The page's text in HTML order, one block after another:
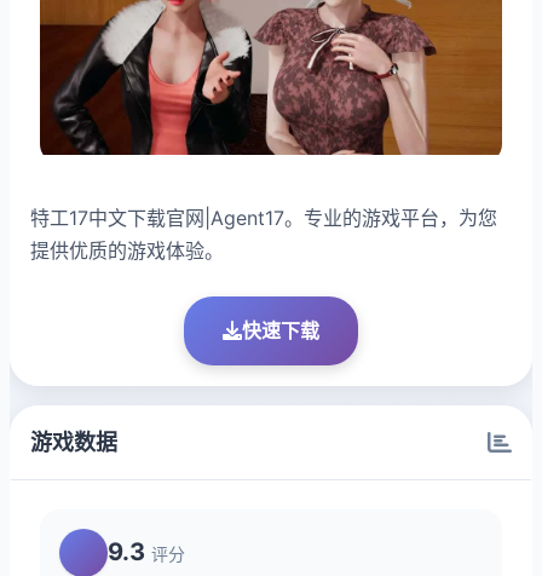
特工17中文下载官网|Agent17。专业的游戏平台，为您
提供优质的游戏体验。
快速下载
游戏数据
9.3 评分